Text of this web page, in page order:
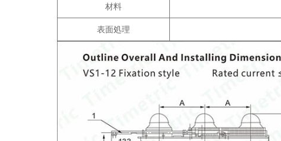
材料
表面処理